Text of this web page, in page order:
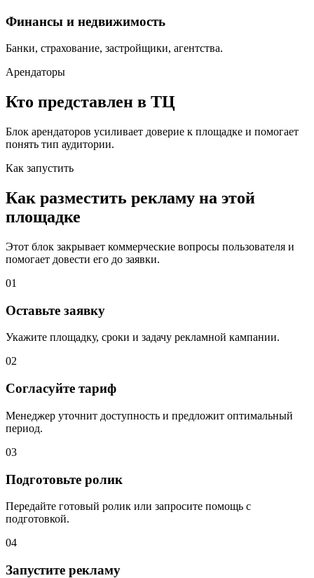
Финансы и недвижимость
Банки, страхование, застройщики, агентства.
Арендаторы
Кто представлен в ТЦ
Блок арендаторов усиливает доверие к площадке и помогает
понять тип аудитории.
Как запустить
Как разместить рекламу на этой
площадке
Этот блок закрывает коммерческие вопросы пользователя и
помогает довести его до заявки.
01
Оставьте заявку
Укажите площадку, сроки и задачу рекламной кампании.
02
Согласуйте тариф
Менеджер уточнит доступность и предложит оптимальный
период.
03
Подготовьте ролик
Передайте готовый ролик или запросите помощь с
подготовкой.
04
Запустите рекламу